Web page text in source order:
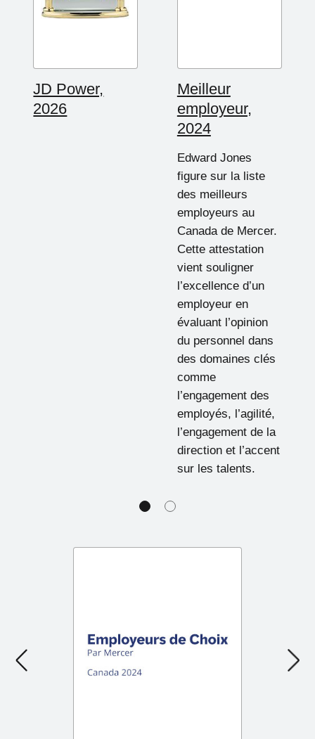
JD Power,
2026
Meilleur
employeur,
2024
Edward Jones
figure sur la liste
des meilleurs
employeurs au
Canada de Mercer.
Cette attestation
vient souligner
l’excellence d’un
employeur en
évaluant l’opinion
du personnel dans
des domaines clés
comme
l’engagement des
employés, l’agilité,
l’engagement de la
direction et l’accent
sur les talents.